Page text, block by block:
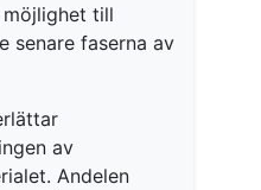
till
senare faserna av
av
Andelen